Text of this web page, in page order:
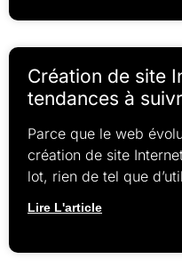
Création de site
tendances à
Parce que le web
création de site
lot, rien de tel que
Lire L'article